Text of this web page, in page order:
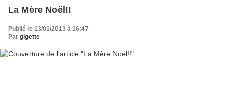
La Mère Noël!!
Publié le 13/01/2013 à 16:47
Par gigette